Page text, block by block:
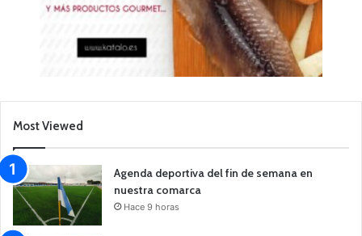
Most Viewed
Agenda deportiva del fin de semana en
nuestra comarca
Hace 9 horas